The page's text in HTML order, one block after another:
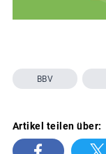
BBV
Artikel teilen über: